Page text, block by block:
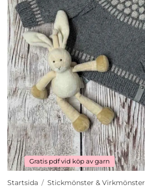
Gratis pdf vid köp av garn
Startsida / Stickmönster & Virkmönster